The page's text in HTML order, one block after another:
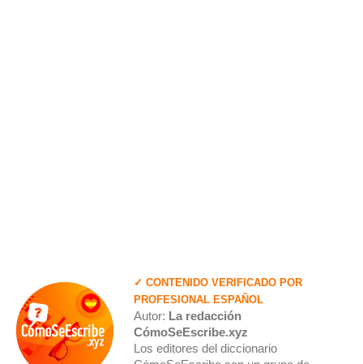
✓ CONTENIDO VERIFICADO POR
PROFESIONAL ESPAÑOL
Autor: La redacción
CómoSeEscribe.xyz
Los editores del diccionario